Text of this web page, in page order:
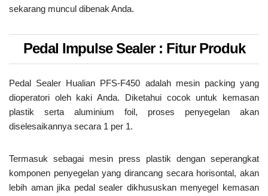
sekarang muncul dibenak Anda.
Pedal Impulse Sealer : Fitur Produk
Pedal Sealer Hualian PFS-F450 adalah mesin packing yang
dioperatori oleh kaki Anda. Diketahui cocok untuk kemasan
plastik serta aluminium foil, proses penyegelan akan
diselesaikannya secara 1 per 1.
Termasuk sebagai mesin press plastik dengan seperangkat
komponen penyegelan yang dirancang secara horisontal, akan
lebih aman jika pedal sealer dikhususkan menyegel kemasan